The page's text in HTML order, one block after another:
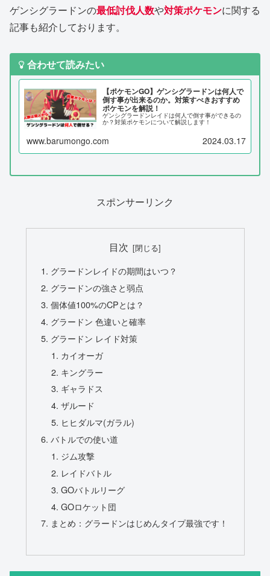
ゲンシグラードンの最低討伐人数や対策ポケモンに関する
記事も紹介しております。
合わせて読みたい
【ポケモンGO】ゲンシグラードンは何人で
倒す事が出来るのか。対策すべきおすすめ
ポケモンを解説！
ゲンシグラードンレイドは何人で倒す事ができるの
か？対策ポケモンについて解説します！
www.barumongo.com 2024.03.17
スポンサーリンク
目次
グラードンレイドの期間はいつ？
グラードンの強さと弱点
個体値100%のCPとは？
グラードン 色違いと確率
グラードン レイド対策
カイオーガ
キングラー
ギャラドス
ザルード
ヒヒダルマ(ガラル)
バトルでの使い道
ジム攻撃
レイドバトル
GOバトルリーグ
GOロケット団
まとめ：グラードンはじめんタイプ最強です！